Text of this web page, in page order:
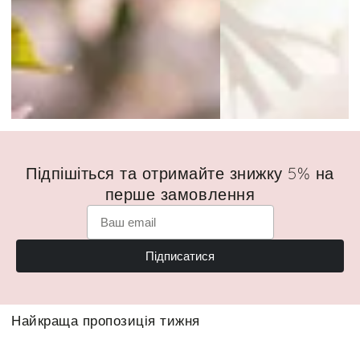
Підпішіться та отримайте знижку 5% на
перше замовлення
Підписатися
Найкраща пропозиція тижня